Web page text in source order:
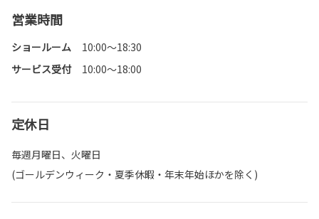
営業時間
ショールーム
10:00～18:30
サービス受付
10:00～18:00
定休日
毎週月曜日、火曜日
(ゴールデンウィーク・夏季休暇・年末年始ほかを除く)